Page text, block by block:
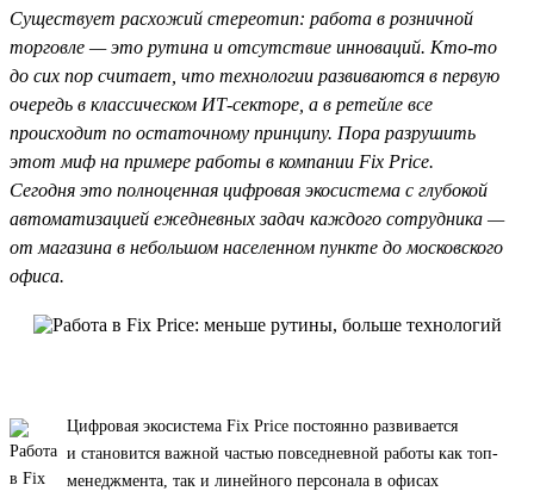
Существует расхожий стереотип: работа в розничной
торговле — это рутина и отсутствие инноваций. Кто-то
до сих пор считает, что технологии развиваются в первую
очередь в классическом ИТ-секторе, а в ретейле все
происходит по остаточному принципу. Пора разрушить
этот миф на примере работы в компании Fix Price.
Сегодня это полноценная цифровая экосистема с глубокой
автоматизацией ежедневных задач каждого сотрудника —
от магазина в небольшом населенном пункте до московского
офиса.
Цифровая экосистема Fix Price постоянно развивается
и становится важной частью повседневной работы как топ-
менеджмента, так и линейного персонала в офисах